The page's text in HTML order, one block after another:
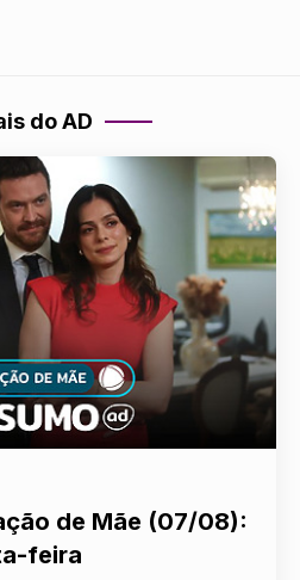
do AD
de Mãe (07/08):
feira